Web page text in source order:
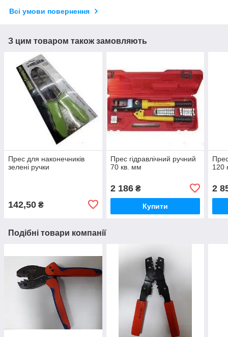
Всі умови повернення
З цим товаром також замовляють
Прес для наконечників
зелені ручки
142,50 ₴
Прес гідравлічний ручний
70 кв. мм
2 186₴
Купити
120
2
Подібні товари компанії